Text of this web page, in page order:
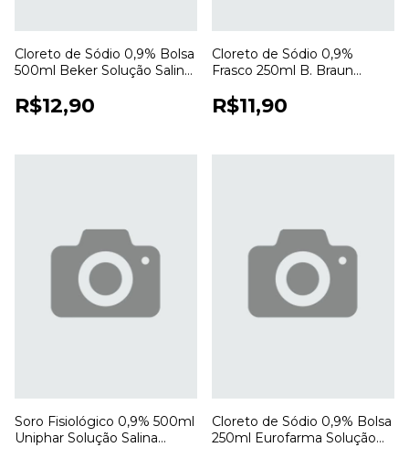
Cloreto de Sódio 0,9% Bolsa
500ml Beker Solução Salina
R$12,90
Cloreto de Sódio 0,9%
Frasco 250ml B. Braun
Estéril
R$11,90
Soro Fisiológico 0,9% 500ml
Uniphar Solução Salina
Cloreto de Sódio 0,9% Bolsa
250ml Eurofarma Solução